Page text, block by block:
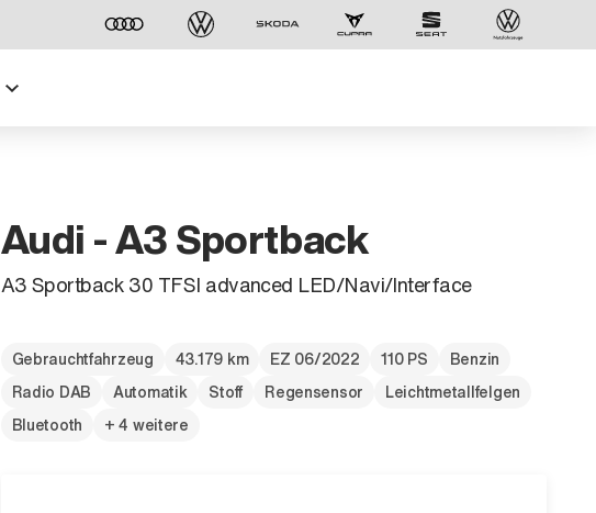
Der ID. Polo Day
Audi - A3 Sportback
A3 Sportback 30 TFSI advanced LED/Navi/Interface
Gebrauchtfahrzeug 43.179 km EZ 06/2022 110 PS
Benzin
Radio DAB
Automatik Stoff Regensensor
Leichtmetallfelgen
Bluetooth
+ 4 weitere